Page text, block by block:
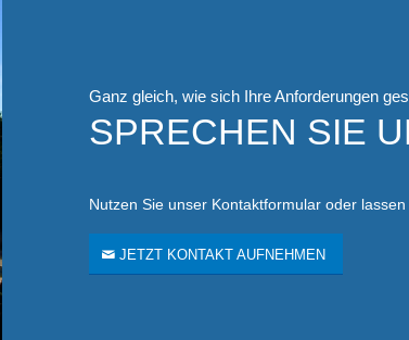
Ganz gleich, wie sich Ihre Anforderungen
SPRECHEN SIE
Nutzen Sie unser Kontaktformular oder
JETZT KONTAKT AUFNEHMEN